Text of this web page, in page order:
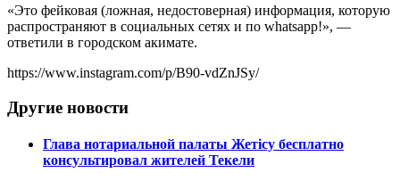
«Это фейковая (ложная, недостоверная) информация, которую
распространяют в социальных сетях и по whatsapp!», —
ответили в городском акимате.
https://www.instagram.com/p/B90-vdZnJSy/
Другие новости
Глава нотариальной палаты Жетісу бесплатно
консультировал жителей Текели